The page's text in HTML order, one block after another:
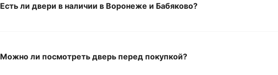
Есть ли двери в наличии в Воронеже и Бабяково?
Можно ли посмотреть дверь перед покупкой?